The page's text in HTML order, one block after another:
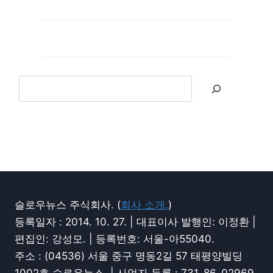
슬로우뉴스 주식회사. (회사 소개.)
등록일자 : 2014. 10. 27. | 대표이사 발행인: 이정환 |
편집인: 강성모. | 등록번호: 서울-아55040.
주소 : (04536) 서울 중구 명동2길 57 태평양빌딩